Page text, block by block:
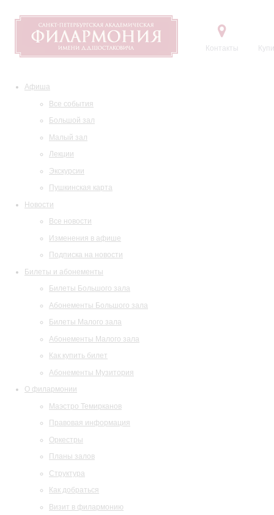
Контакты
Афиша
Все события
Большой зал
Малый зал
Лекции
Экскурсии
Пушкинская карта
Новости
Все новости
Изменения в афише
Подписка на новости
Билеты и абонементы
Билеты Большого зала
Абонементы Большого зала
Билеты Малого зала
Абонементы Малого зала
Как купить билет
Абонементы Музитория
О филармонии
Маэстро Темирканов
Правовая информация
Оркестры
Планы залов
Структура
Как добраться
Визит в филармонию